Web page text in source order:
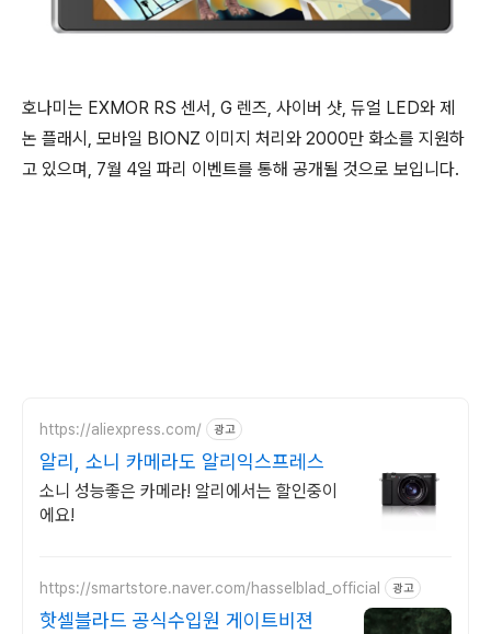
호나미는 EXMOR RS 센서, G 렌즈, 사이버 샷, 듀얼 LED와 제
논 플래시, 모바일 BIONZ 이미지 처리와 2000만 화소를 지원하
고 있으며, 7월 4일 파리 이벤트를 통해 공개될 것으로 보입니다.
https://aliexpress.com/ 광고
알리, 소니 카메라도 알리익스프레스
소니 성능좋은 카메라! 알리에서는 할인중이
에요!
https://smartstore.naver.com/hasselblad_official 광고
핫셀블라드 공식수입원 게이트비젼